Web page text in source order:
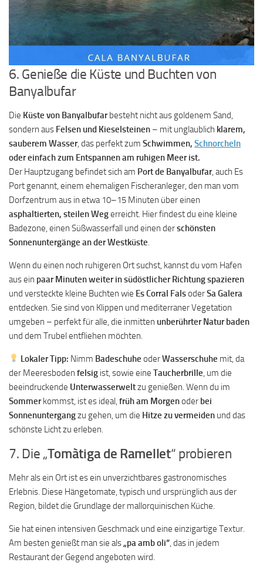
6. Genieße die Küste und Buchten von
Banyalbufar
Die Küste von Banyalbufarbesteht nicht aus goldenem Sand,
sondern aus Felsen und Kieselsteinen – mit unglaublich klarem,
sauberem Wasser, das perfekt zum Schwimmen, Schnorcheln
oder einfach zum Entspannen am ruhigen Meer ist.
Der Hauptzugang befindet sich am Port de Banyalbufar, auch Es
Port genannt, einem ehemaligen Fischeranleger, den man vom
Dorfzentrum aus in etwa 10–15 Minuten über einen
asphaltierten, steilen Wegerreicht. Hier findest du eine kleine
Badezone, einen Süßwasserfall und einen derschönsten
Sonnenuntergänge an der Westküste
Wenn du einen noch ruhigeren Ort suchst, kannst du vom Hafen
aus ein paar Minuten weiter in südöstlicher Richtung spazieren
und versteckte kleine Buchten wie Es Corral FalsoderSa Galera
entdecken. Sie sind von Klippen und mediterraner Vegetation
umgeben – perfekt für alle, die inmitten unberührter Natur baden
und dem Trubel entfliehen möchten.
Lokaler Tipp: Nimm Badeschuhe oderWasserschuhe mit, da
der Meeresboden felsig ist, sowie eine Taucherbrille , um die
beeindruckende Unterwasserweltzu genießen. Wenn du im
Sommerkommst, ist es ideal, früh am Morgenoder bei
Sonnenuntergangzu gehen, um die Hitze zu vermeiden und das
schönste Licht zu erleben.
7. Die „Tomàtiga de Ramellet“ probieren
Mehr als ein Ort ist es ein unverzichtbares gastronomisches
Erlebnis. Diese Hängetomate, typisch und ursprünglich aus der
Region, bildet die Grundlage der mallorquinischen Küche.
Sie hat einen intensiven Geschmack und eine einzigartige Textur.
Am besten genießt man sie als „pa amb oli“ , das in jedem
Restaurant der Gegend angeboten wird.